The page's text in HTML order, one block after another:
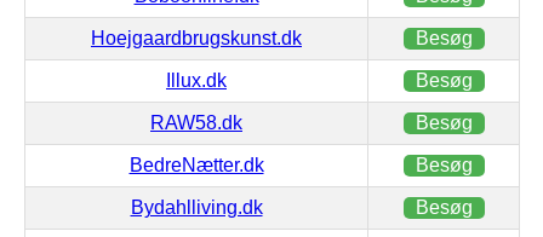
Hoejgaardbrugskunst.dk Besøg
Illux.dk Besøg
RAW58.dk Besøg
BedreNætter.dk Besøg
Bydahlliving.dk Besøg